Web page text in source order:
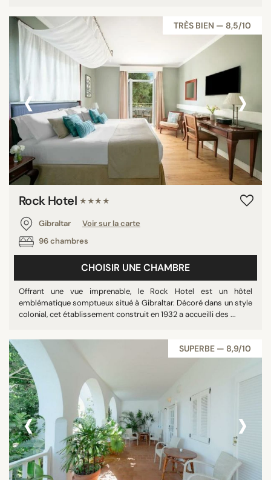
TRÈS BIEN — 8,5/10
‹ ›
Rock Hotel ★★★★
Gibraltar
Voir sur la carte
96 chambres
CHOISIR UNE CHAMBRE
Offrant une vue imprenable, le Rock Hotel est un hôtel
emblématique somptueux situé à Gibraltar. Décoré dans un style
colonial, cet établissement construit en 1932 a accueilli des ...
SUPERBE — 8,9/10
‹ ›